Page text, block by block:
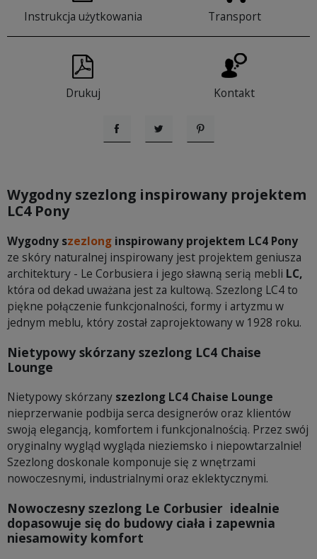
Instrukcja użytkowania Transport
Drukuj Kontakt
UdostępnijTweetujPinterest
Wygodny szezlong inspirowany projektem
LC4 Pony
Wygodny szezlong inspirowany projektem LC4 Pony
ze skóry naturalnej inspirowany jest projektem geniusza
architektury - Le Corbusiera i jego sławną serią mebli LC,
która od dekad uważana jest za kultową. Szezlong LC4 to
piękne połączenie funkcjonalności, formy i artyzmu w
jednym meblu, który został zaprojektowany w 1928 roku.
Nietypowy skórzany szezlong LC4 Chaise
Lounge
Nietypowy skórzany szezlong LC4 Chaise Lounge
nieprzerwanie podbija serca designerów oraz klientów
swoją elegancją, komfortem i funkcjonalnością. Przez swój
oryginalny wygląd wygląda nieziemsko i niepowtarzalnie!
Szezlong doskonale komponuje się z wnętrzami
nowoczesnymi, industrialnymi oraz eklektycznymi.
Nowoczesny szezlong Le Corbusier idealnie
dopasowuje się do budowy ciała i zapewnia
niesamowity komfort